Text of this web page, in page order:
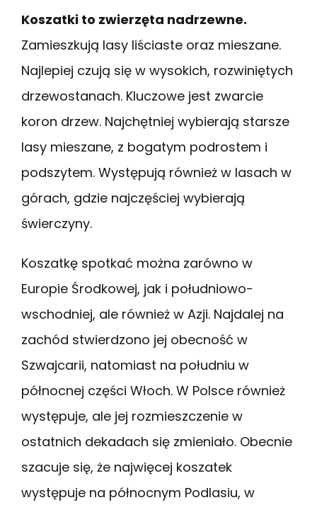
Koszatki to zwierzęta nadrzewne.
Zamieszkują lasy liściaste oraz mieszane.
Najlepiej czują się w wysokich, rozwiniętych
drzewostanach. Kluczowe jest zwarcie
koron drzew. Najchętniej wybierają starsze
lasy mieszane, z bogatym podrostem i
podszytem. Występują również w lasach w
górach, gdzie najczęściej wybierają
świerczyny.
Koszatkę spotkać można zarówno w
Europie Środkowej, jak i południowo-
wschodniej, ale również w Azji. Najdalej na
zachód stwierdzono jej obecność w
Szwajcarii, natomiast na południu w
północnej części Włoch. W Polsce również
występuje, ale jej rozmieszczenie w
ostatnich dekadach się zmieniało. Obecnie
szacuje się, że najwięcej koszatek
występuje na północnym Podlasiu, w